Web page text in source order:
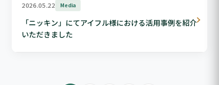
2026.05.22 Media
「ニッキン」にてアイフル様における活用事例を紹介
いただきました